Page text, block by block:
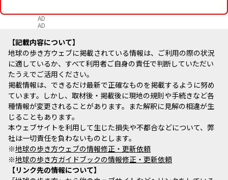
AD
AD
記載内容について
地球の歩き方ウェブに掲載されている情報は、ご利用の際の状況
に適しているか、すべて利用者ご自身の責任で判断していただい
たうえでご活用ください。
掲載情報は、できるだけ最新で正確なものを掲載するように努め
ています。しかし、取材後・掲載後に現地の規則や手続きなど各
種情報が変更されることがあります。また解釈に見解の相違が生
じることもあります。
本ウェブサイトを利用して生じた損失や不都合などについて、弊
社は一切責任を負わないものとします。
※地球の歩き方ウェブの情報修正・更新依頼
※地球の歩き方ガイドブックの情報修正・更新依頼
リンク先の情報について